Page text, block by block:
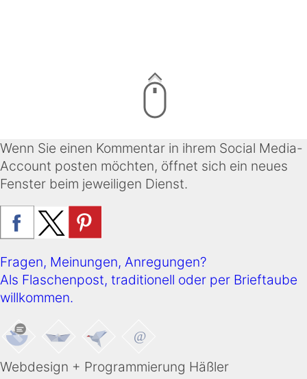
Wenn Sie einen Kommentar in ihrem Social Media-
Account posten möchten, öffnet sich ein neues
Fenster beim jeweiligen Dienst.
Fragen, Meinungen, Anregungen?
Als Flaschenpost, traditionell oder per Brieftaube
willkommen.
Webdesign + Programmierung Häßler